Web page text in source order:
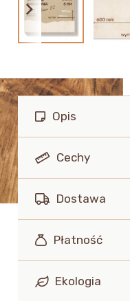
Opis
Cechy
Dostawa
Płatność
Ekologia